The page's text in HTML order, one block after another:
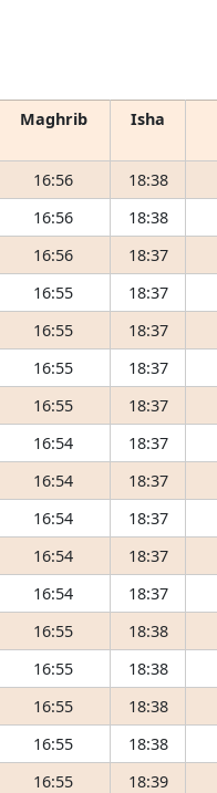
Maghrib Isha
16:56 18:38
16:56 18:38
16:56 18:37
16:55 18:37
16:55 18:37
16:55 18:37
16:55 18:37
16:54 18:37
16:54 18:37
16:54 18:37
16:54 18:37
16:54 18:37
16:55 18:38
16:55 18:38
16:55 18:38
16:55 18:38
16:55 18:39